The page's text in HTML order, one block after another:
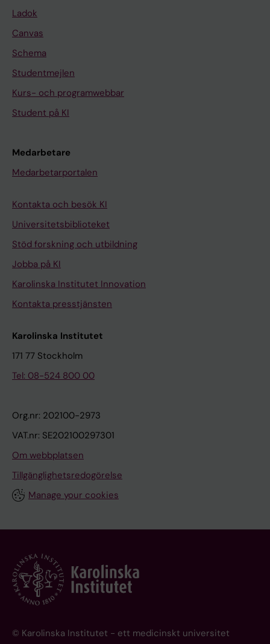
Ladok
Canvas
Schema
Studentmejlen
Kurs- och programwebbar
Student på KI
Medarbetare
Medarbetarportalen
Kontakta och besök KI
Universitetsbiblioteket
Stöd forskning och utbildning
Jobba på KI
Karolinska Institutet Innovation
Kontakta presstjänsten
Karolinska Institutet
171 77 Stockholm
Tel: 08-524 800 00
Org.nr: 202100-2973
VAT.nr: SE202100297301
Om webbplatsen
Tillgänglighetsredogörelse
Manage your cookies
© Karolinska Institutet - ett medicinskt universitet